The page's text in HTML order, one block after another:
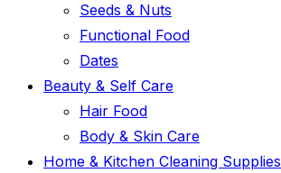
Seeds & Nuts
Functional Food
Dates
Beauty & Self Care
Hair Food
Body & Skin Care
Home & Kitchen Cleaning Supplies